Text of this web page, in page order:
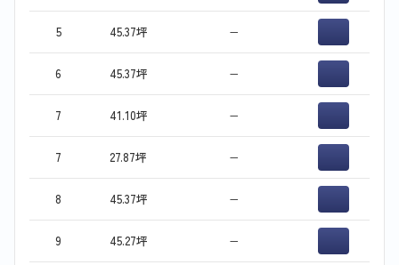
5 45.37坪 −
6 45.37坪 −
7 41.10坪 −
7 27.87坪 −
8 45.37坪 −
9 45.27坪 −